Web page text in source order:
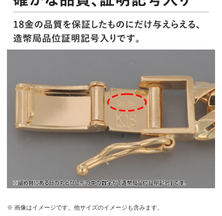
※ 画像はイメージです。他サイズのイメージも含みます。